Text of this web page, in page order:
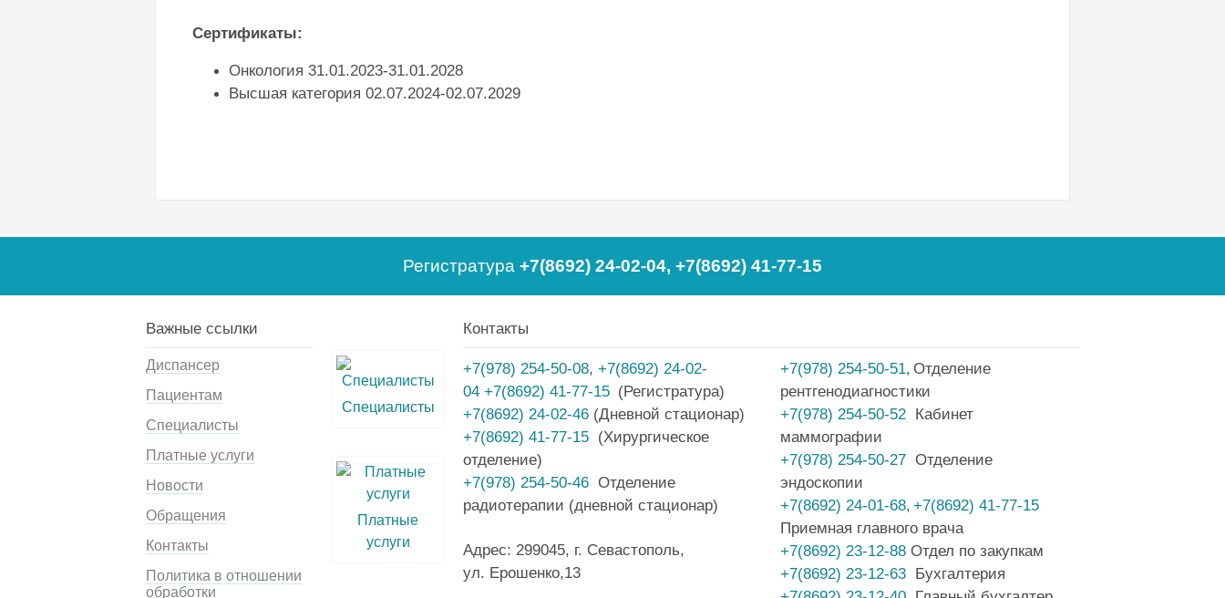
Сертификаты:
Онкология 31.01.2023-31.01.2028
Высшая категория 02.07.2024-02.07.2029
Регистратура +7(8692) 24-02-04, +7(8692) 41-77-15
Важные ссылки
Диспансер
Пациентам
Специалисты
Платные услуги
Новости
Обращения
Контакты
Политика в отношении
обработки
Специалисты
Платные
услуги
Контакты
+7(978) 254-50-08, +7(8692) 24-02-
04 +7(8692) 41-77-15 (Регистратура)
+7(8692) 24-02-46 (Дневной стационар)
+7(8692) 41-77-15 (Хирургическое
отделение)
+7(978) 254-50-46 Отделение
радиотерапии (дневной стационар)
Адрес: 299045, г. Севастополь,
ул. Ерошенко,13
+7(978) 254-50-51, Отделение
рентгенодиагностики
+7(978) 254-50-52 Кабинет
маммографии
+7(978) 254-50-27 Отделение
эндоскопии
+7(8692) 24-01-68, +7(8692) 41-77-15
Приемная главного врача
+7(8692) 23-12-88 Отдел по закупкам
+7(8692) 23-12-63 Бухгалтерия